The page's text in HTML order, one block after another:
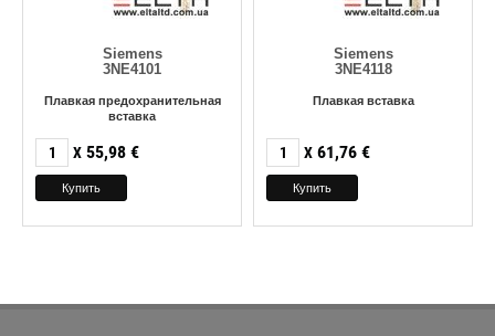
Siemens
3NE4101
Плавкая предохранительная
вставка
X 55,98 €
Siemens
3NE4118
Плавкая вставка
X 61,76 €